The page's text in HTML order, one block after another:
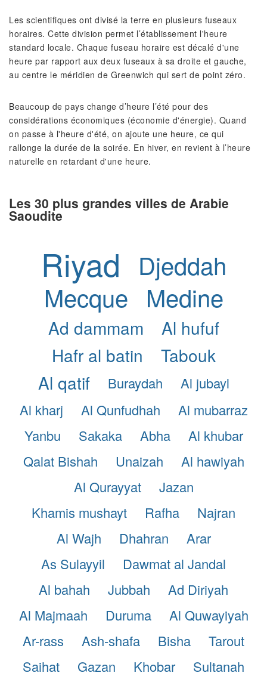
Les scientifiques ont divisé la terre en plusieurs fuseaux
horaires. Cette division permet l’établissement l'heure
standard locale. Chaque fuseau horaire est décalé d'une
heure par rapport aux deux fuseaux à sa droite et gauche,
au centre le méridien de Greenwich qui sert de point zéro.
Beaucoup de pays change d’heure l’été pour des
considérations économiques (économie d'énergie). Quand
on passe à l'heure d'été, on ajoute une heure, ce qui
rallonge la durée de la soirée. En hiver, en revient à l’heure
naturelle en retardant d'une heure.
Les 30 plus grandes villes de Arabie
Saoudite
Riyad
Djeddah
Mecque Medine
Ad dammam
Al hufuf
Hafr al batin
Tabouk
Al qatif
Buraydah
Al jubayl
Al kharj
Al Qunfudhah
Al mubarraz
Yanbu
Sakaka Abha
Al khubar
Qalat Bishah
Unaizah
Al hawiyah
Al Qurayyat
Jazan
Khamis mushayt
Rafha
Najran
Al Wajh
Dhahran
Arar
As Sulayyil
Dawmat al Jandal
Al bahah
Jubbah
Ad Diriyah
Al Majmaah
Duruma
Al Quwayiyah
Ar-rass
Ash-shafa Bisha
Tarout
Saihat
Gazan Khobar
Sultanah